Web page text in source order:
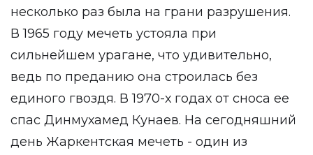
несколько раз была на грани разрушения.
В 1965 году мечеть устояла при
сильнейшем урагане, что удивительно,
ведь по преданию она строилась без
единого гвоздя. В 1970-х годах от сноса ее
спас Динмухамед Кунаев. На сегодняшний
день Жаркентская мечеть - один из